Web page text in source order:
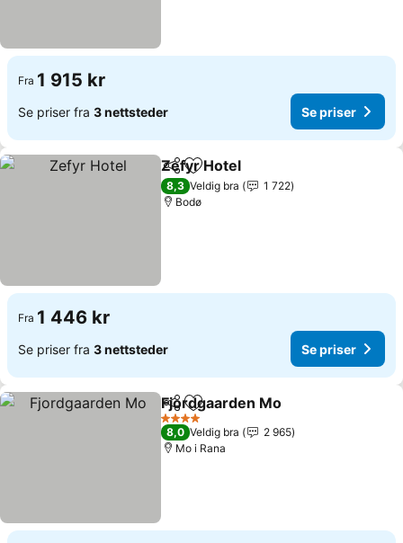
Fra 1 915 kr
Se priser fra 3 nettsteder Se priser
Del Legg til i favoritter
Zefyr Hotel
8,3 Veldig bra
1 722
Bodø
Fra 1 446 kr
Se priser fra 3 nettsteder Se priser
Del Legg til i favoritter
Fjordgaarden Mo
4 Stjerner
8,0 Veldig bra
2 965
Mo i Rana